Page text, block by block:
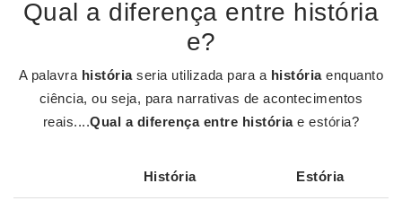
Qual a diferença entre história
e?
A palavra históriaseria utilizada para a históriaenquanto
ciência, ou seja, para narrativas de acontecimentos
reais....Qual a diferença entre históriae estória?
História Estória